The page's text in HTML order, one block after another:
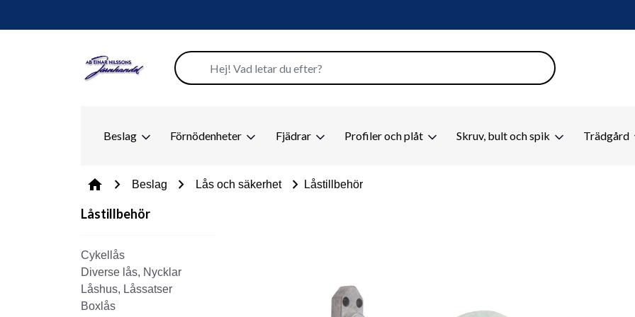
Beslag Förnödenheter Fjädrar Profiler och plåt Skruv, bult och spik Trädgård
home chevron_right Beslag chevron_right Lås och säkerhet chevron_right Låstillbehör
Låstillbehör
Cykellås
Diverse lås, Nycklar
Låshus, Låssatser
Boxlås